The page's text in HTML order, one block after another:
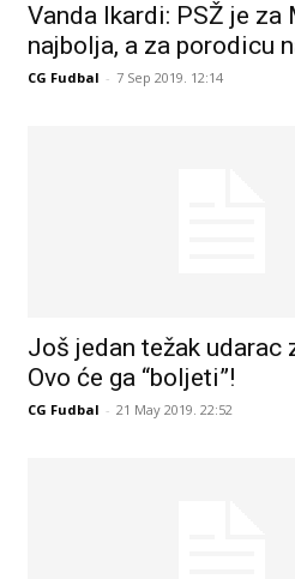
Vanda Ikardi: PSŽ je za
najbolja, a za porodicu
CG Fudbal - 7 Sep 2019. 12:14
Još jedan težak udarac
Ovo će ga “boljeti”!
CG Fudbal - 21 May 2019. 22:52